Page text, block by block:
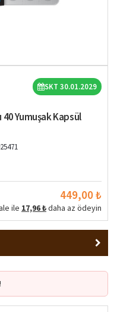
SKT 30.01.2029
40 Yumuşak Kapsül
449,00 ₺
ile 17,96 ₺daha az ödeyin